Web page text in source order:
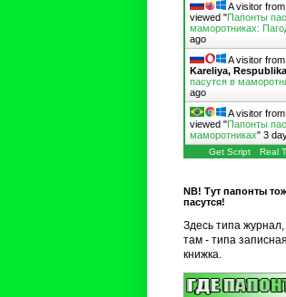
A visitor from
viewed "Папонты
маморотниках:
ago
A visitor from
Kareliya, Respublika
пасутся в
ago
A visitor from
viewed "Папонты
маморотниках" 3
Get Script Real
NB! Тут папонты
пасутся!
Здесь типа журнал,
там - типа записная
книжка.